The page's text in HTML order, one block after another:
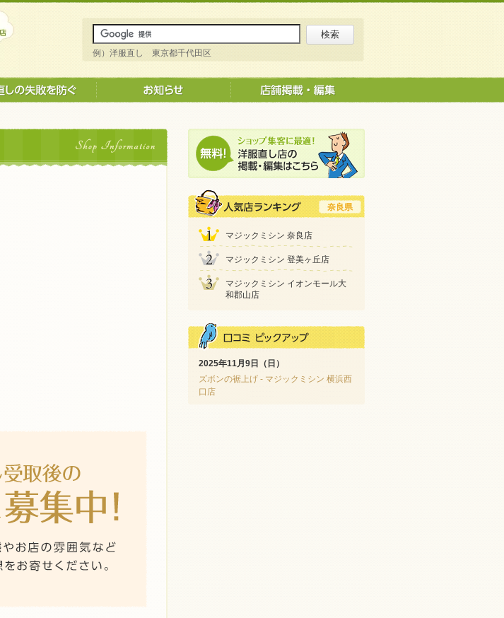
例）洋服直し 東京都千代田区
奈良県
マジックミシン 奈良店
マジックミシン 登美ヶ丘店
マジックミシン イオンモール大
和郡山店
2025年11月9日（日）
ズボンの裾上げ - マジックミシン 横浜西
口店